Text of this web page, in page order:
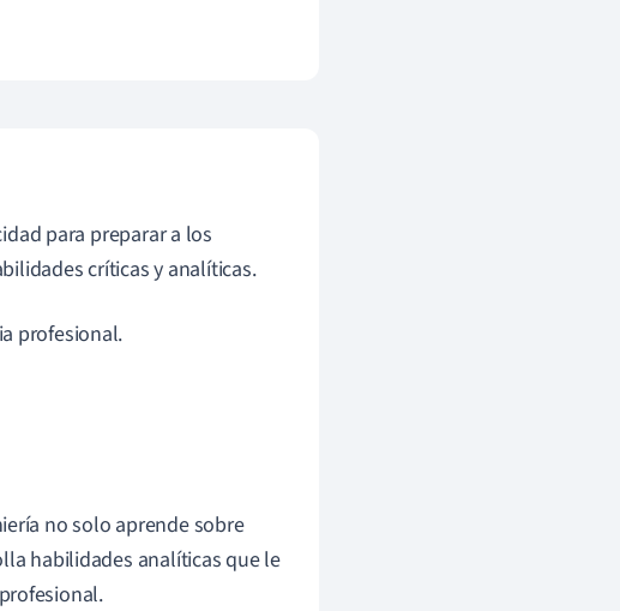
para preparar a los
críticas y analíticas.
profesional.
no solo aprende sobre
habilidades analíticas que le